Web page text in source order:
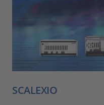
SCALEXIO